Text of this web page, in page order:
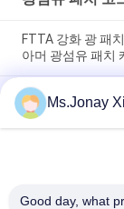
FTTA 강화 광 패
아머 광섬유 패치
야외 8코어 아머
스틱 드럼 광섬유
릴
MPO-LC 유니부
Ms.Jonay
Good day, what